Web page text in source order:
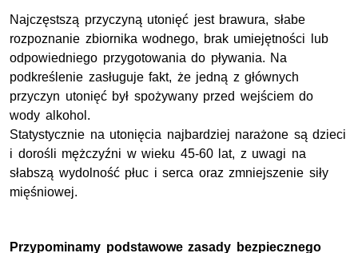
Najczęstszą przyczyną utonięć jest brawura, słabe
rozpoznanie zbiornika wodnego, brak umiejętności lub
odpowiedniego przygotowania do pływania. Na
podkreślenie zasługuje fakt, że jedną z głównych
przyczyn utonięć był spożywany przed wejściem do
wody alkohol.
Statystycznie na utonięcia najbardziej narażone są dzieci
i dorośli mężczyźni w wieku 45-60 lat, z uwagi na
słabszą wydolność płuc i serca oraz zmniejszenie siły
mięśniowej.
Przypominamy podstawowe zasady bezpiecznego